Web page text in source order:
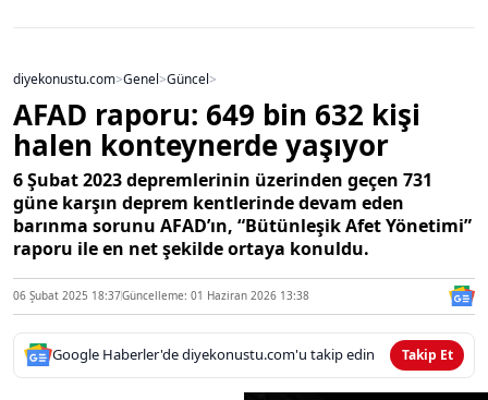
diyekonustu.com>Genel>Güncel>
AFAD raporu: 649 bin 632 kişi
halen konteynerde yaşıyor
6 Şubat 2023 depremlerinin üzerinden geçen 731
güne karşın deprem kentlerinde devam eden
barınma sorunu AFAD’ın, “Bütünleşik Afet Yönetimi”
raporu ile en net şekilde ortaya konuldu.
06 Şubat 2025 18:37Güncelleme: 01 Haziran 2026 13:38
Google Haberler'de diyekonustu.com'u takip edin Takip Et